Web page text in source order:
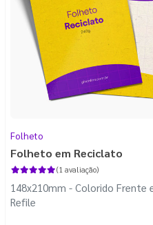
Folheto
Folheto em Reciclato
(1 avaliação)
148x210mm - Colorido Frente
Refile